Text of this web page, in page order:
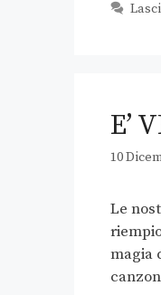
E’
10
Le
magia